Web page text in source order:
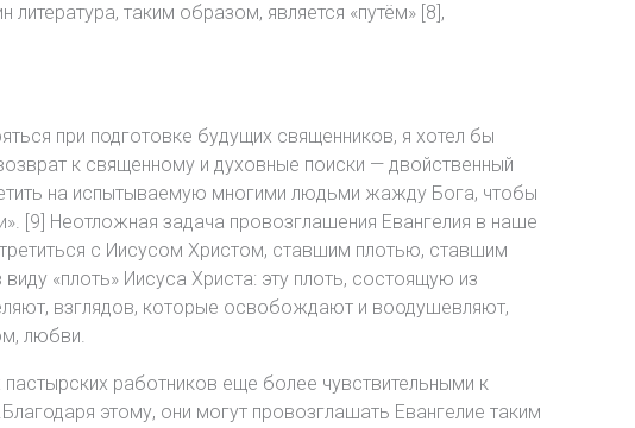
таким образом, является «путём» [8],
при подготовке будущих священников, я хотел бы
к священному и духовные поиски — двойственный
на испытываемую многими людьми жажду Бога, чтобы
[9] Неотложная задача провозглашения Евангелия в наше
с Иисусом Христом, ставшим плотью, ставшим
«плоть» Иисуса Христа: эту плоть, состоящую из
взглядов, которые освобождают и воодушевляют,
любви.
работников еще более чувствительными к
этому, они могут провозглашать Евангелие таким